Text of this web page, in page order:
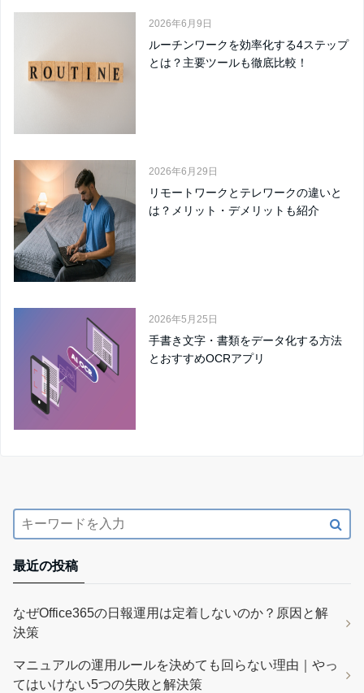
2026年6月9日
ルーチンワークを効率化する4ステップ
とは？主要ツールも徹底比較！
2026年6月29日
リモートワークとテレワークの違いと
は？メリット・デメリットも紹介
2026年5月25日
手書き文字・書類をデータ化する方法
とおすすめOCRアプリ
最近の投稿
なぜOffice365の日報運用は定着しないのか？原因と解
決策
マニュアルの運用ルールを決めても回らない理由｜やっ
てはいけない5つの失敗と解決策